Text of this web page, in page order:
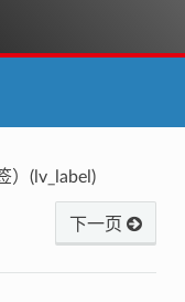
）(lv_label)
下一页